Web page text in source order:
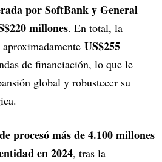
por SoftBank y General
millones. En total, la
US$255
de financiación, lo que le
global y robustecer su
procesó más de 4.100 millones
en 2024, tras la